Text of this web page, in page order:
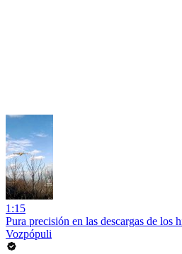
1:15
Pura precisión en las descargas de los
Vozpópuli